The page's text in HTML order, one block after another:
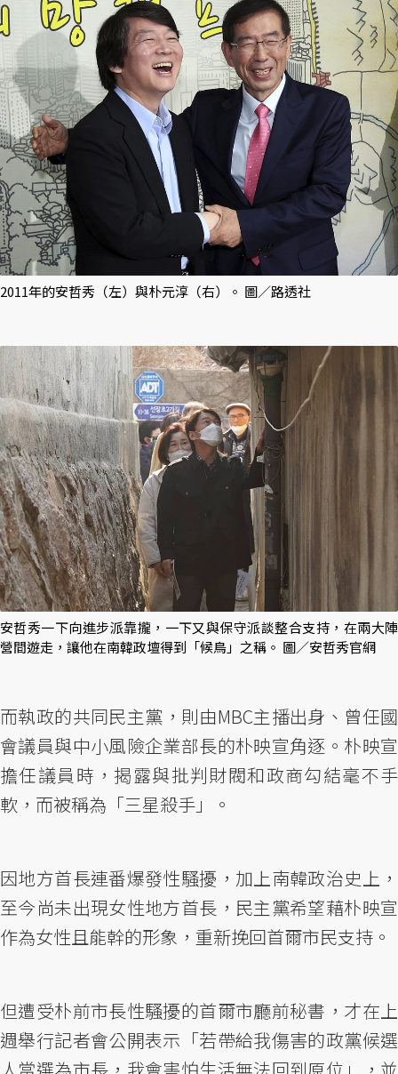
2011年的安哲秀（左）與朴元淳（右）。 圖／路透社
安哲秀一下向進步派靠攏，一下又與保守派談整合支持，在兩大陣
營間遊走，讓他在南韓政壇得到「候鳥」之稱。 圖／安哲秀官網
而執政的共同民主黨，則由MBC主播出身、曾任國
會議員與中小風險企業部長的朴映宣角逐。朴映宣
擔任議員時，揭露與批判財閥和政商勾結毫不手
軟，而被稱為「三星殺手」。
因地方首長連番爆發性騷擾，加上南韓政治史上，
至今尚未出現女性地方首長，民主黨希望藉朴映宣
作為女性且能幹的形象，重新挽回首爾市民支持。
但遭受朴前市長性騷擾的首爾市廳前秘書，才在上
週舉行記者會公開表示「若帶給我傷害的政黨候選